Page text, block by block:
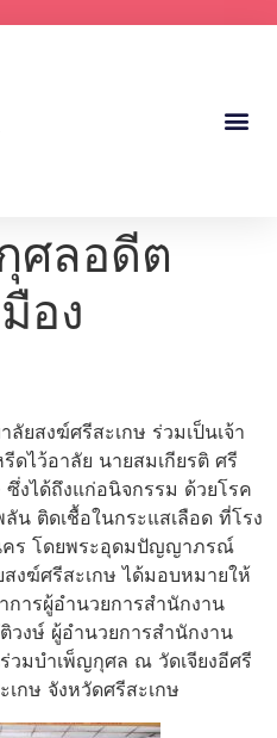
ศลอดีต
อง
สงฆ์ศรีสะเกษ ร่วมเป็นเจ้า
ดไว้อาลัย นายสมเกียรติ ศรี
ซึ่งได้ถึงแก่อนิจกรรม ด้วยโรค
น ติดเชื้อในกระแสเลือด ที่โรง
คร โดยพระอุดมปัญญาภรณ์
งฆ์ศรีสะเกษ ได้มอบหมายให้
ารผู้อำนวยการสำนักงาน
งษ์ ผู้อำนวยการสำนักงาน
มบำเพ็ญกุศล ณ วัดเจียงอีศรี
เกษ จังหวัดศรีสะเกษ